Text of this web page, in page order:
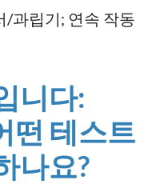
/과립기; 연속 작동
니다:
떤 테스트
나요?